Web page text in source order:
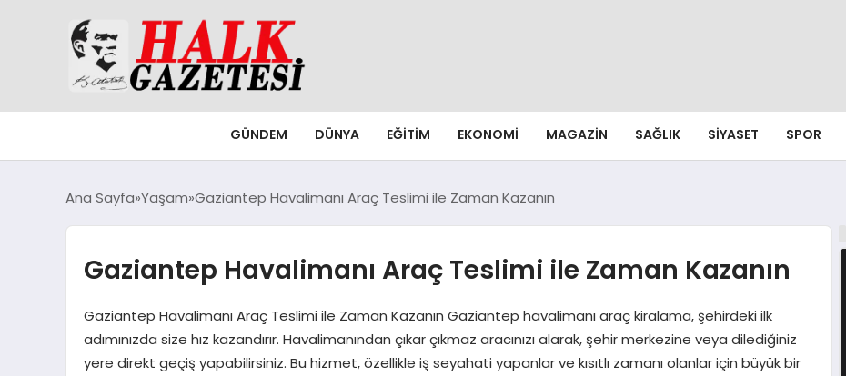
GÜNDEM DÜNYA EĞITIM EKONOMI MAGAZIN SAĞLIK SIYASET SPOR
Ana Sayfa Yaşam Gaziantep Havalimanı Araç Teslimi ile Zaman Kazanın
Gaziantep Havalimanı Araç Teslimi ile Zaman Kazanın
Gaziantep Havalimanı Araç Teslimi ile Zaman Kazanın Gaziantep havalimanı araç kiralama, şehirdeki ilk
adımınızda size hız kazandırır. Havalimanından çıkar çıkmaz aracınızı alarak, şehir merkezine veya dilediğiniz
yere direkt geçiş yapabilirsiniz. Bu hizmet, özellikle iş seyahati yapanlar ve kısıtlı zamanı olanlar için büyük bir